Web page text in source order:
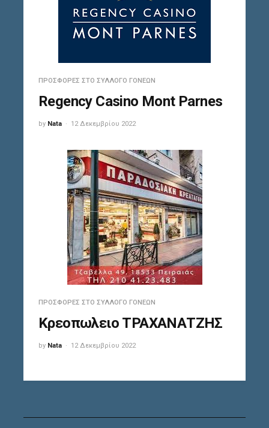
ΠΡΟΣΦΟΡΈΣ ΣΤΟ ΣΎΛΛΟΓΟ ΓΟΝΈΩΝ
Regency Casino Mont Parnes
by Nata 12 Δεκεμβρίου 2022
ΠΡΟΣΦΟΡΈΣ ΣΤΟ ΣΎΛΛΟΓΟ ΓΟΝΈΩΝ
Κρεοπωλειο ΤΡΑΧΑΝΑΤΖΗΣ
by Nata 12 Δεκεμβρίου 2022